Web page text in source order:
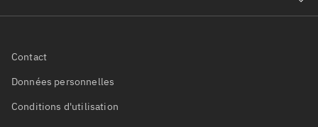
Contact
Données personnelles
Conditions d'utilisation